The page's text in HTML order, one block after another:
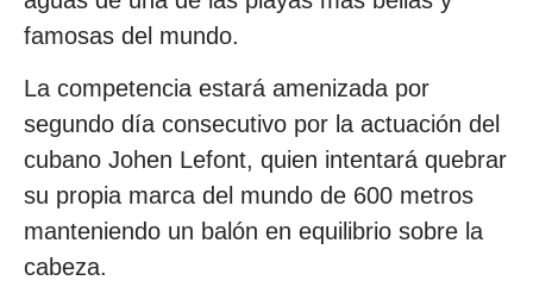
famosas del mundo.
La competencia estará amenizada por
segundo día consecutivo por la actuación del
cubano Johen Lefont, quien intentará quebrar
su propia marca del mundo de 600 metros
manteniendo un balón en equilibrio sobre la
cabeza.